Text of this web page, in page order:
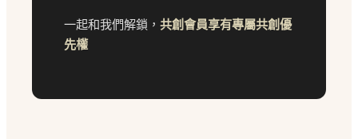
一起和我們解鎖， 共創會員享有專屬共創優
先權